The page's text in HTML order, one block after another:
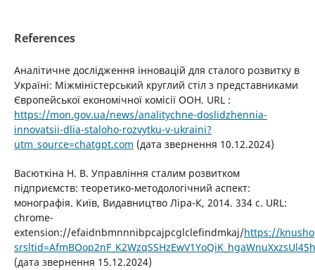
References
Аналітичне дослідження інновацій для сталого розвитку в
Україні: Міжміністерський круглий стіл з представниками
Європейської економічної комісії ООН. URL :
https://mon.gov.ua/news/analitychne-doslidzhennia-
innovatsii-dlia-staloho-rozvytku-v-ukraini?
utm_source=chatgpt.com (дата звернення 10.12.2024)
Васюткіна Н. В. Управління сталим розвитком
підприємств: теоретико-методологічний аспект:
монографія. Київ, Видавництво Ліра-К, 2014. 334 с. URL:
chrome-
extension://efaidnbmnnnibpcajpcglclefindmkaj/https://
(дата звернення 15.12.2024)